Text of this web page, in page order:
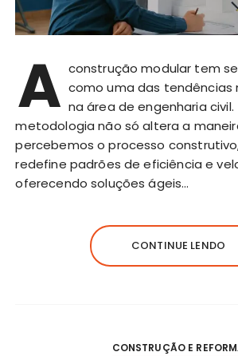
A construção modular tem
como uma das tendências
na área de engenharia
metodologia não só altera a
percebemos o processo
redefine padrões de eficiência e
oferecendo soluções ágeis…
CONTINUE LENDO
CONSTRUÇÃO E